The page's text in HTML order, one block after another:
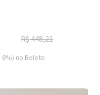
R$448,21
8%) no Boleto